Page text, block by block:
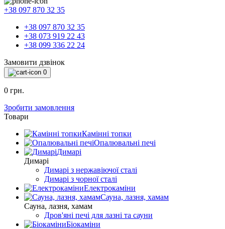
+38 097 870 32 35
+38 097 870 32 35
+38 073 919 22 43
+38 099 336 22 24
Замовити дзвінок
0
0 грн.
Зробити замовлення
Товари
Камінні топки
Опалювальні печі
Димарі
Димарі
Димарі з нержавіючої сталі
Димарі з чорної сталі
Електрокаміни
Сауна, лазня, хамам
Сауна, лазня, хамам
Дров'яні печі для лазні та сауни
Біокаміни